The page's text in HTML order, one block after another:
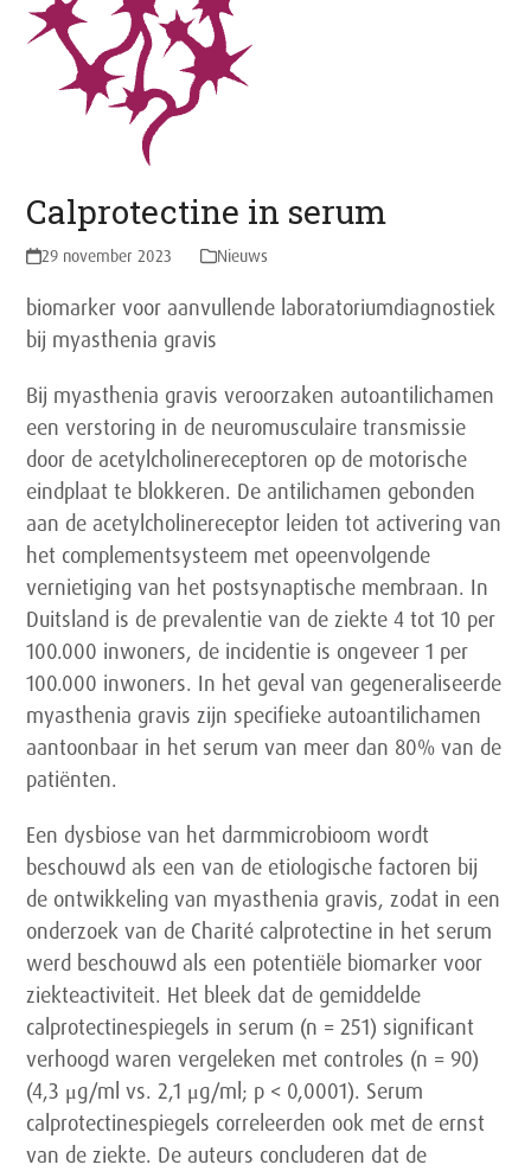
Calprotectine in serum
29 november 2023 Nieuws
biomarker voor aanvullende laboratoriumdiagnostiek
bij myasthenia gravis
Bij myasthenia gravis veroorzaken autoantilichamen
een verstoring in de neuromusculaire transmissie
door de acetylcholinereceptoren op de motorische
eindplaat te blokkeren. De antilichamen gebonden
aan de acetylcholinereceptor leiden tot activering van
het complementsysteem met opeenvolgende
vernietiging van het postsynaptische membraan. In
Duitsland is de prevalentie van de ziekte 4 tot 10 per
100.000 inwoners, de incidentie is ongeveer 1 per
100.000 inwoners. In het geval van gegeneraliseerde
myasthenia gravis zijn specifieke autoantilichamen
aantoonbaar in het serum van meer dan 80% van de
patiënten.
Een dysbiose van het darmmicrobioom wordt
beschouwd als een van de etiologische factoren bij
de ontwikkeling van myasthenia gravis, zodat in een
onderzoek van de Charité calprotectine in het serum
werd beschouwd als een potentiële biomarker voor
ziekteactiviteit. Het bleek dat de gemiddelde
calprotectinespiegels in serum (n = 251) significant
verhoogd waren vergeleken met controles (n = 90)
(4,3 μg/ml vs. 2,1 μg/ml; p < 0,0001). Serum
calprotectinespiegels correleerden ook met de ernst
van de ziekte. De auteurs concluderen dat de